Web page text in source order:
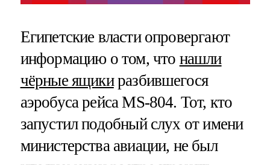
Египетские власти опровергают
информацию о том, что нашли
чёрные ящикиразбившегося
аэробуса рейса MS-804. Тот, кто
запустил подобный слух от имени
министерства авиации, не был